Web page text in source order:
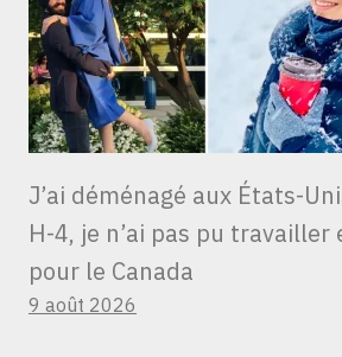
J’ai déménagé aux États-
H-4, je n’ai pas pu
pour le Canada
9 août 2026